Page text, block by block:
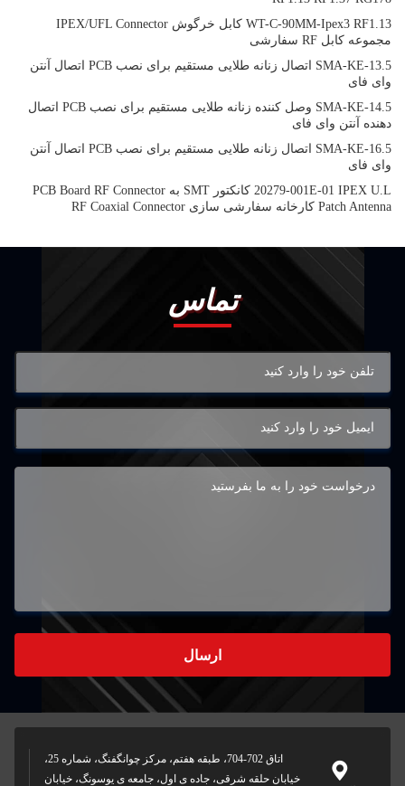
WT-C-90MM-Ipex3 RF1.13 کابل خرگوش IPEX/UFL Connector
مجموعه کابل RF سفارشی
SMA-KE-13.5 اتصال زنانه طلایی مستقیم برای نصب PCB اتصال آنتن
وای فای
SMA-KE-14.5 وصل کننده زنانه طلایی مستقیم برای نصب PCB اتصال
دهنده آنتن وای فای
SMA-KE-16.5 اتصال زنانه طلایی مستقیم برای نصب PCB اتصال آنتن
وای فای
20279-001E-01 IPEX U.L کانکتور SMT به PCB Board RF Connector
Patch Antenna کارخانه سفارشی سازی RF Coaxial Connector
تماس
ارسال
اتاق 702-704، طبقه هفتم، مرکز چوانگفنگ، شماره 25،
خیابان حلقه شرقی، جاده ی اول، جامعه ی یوسونگ، خیابان